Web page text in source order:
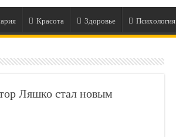
Красота Здоровье Психология
Ляшко стал новым